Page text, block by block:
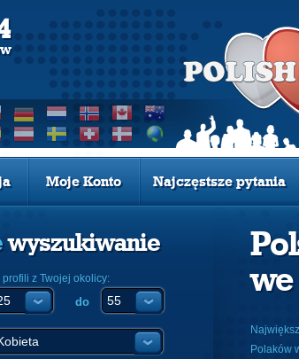
Moje Konto Najczęstsze pytania
wyszukiwanie
z Twojej okolicy:
do
we
Polaków